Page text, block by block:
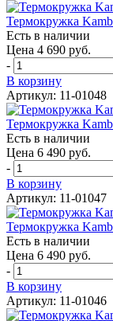
Термокружка
Есть в наличии
Цена 4 690 руб.
-
В корзину
Артикул: 11-01048
Термокружка
Есть в наличии
Цена 6 490 руб.
-
В корзину
Артикул: 11-01047
Термокружка
Есть в наличии
Цена 6 490 руб.
-
В корзину
Артикул: 11-01046